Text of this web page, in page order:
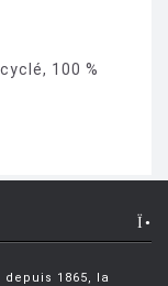
100 %
1865, la